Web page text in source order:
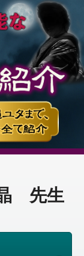
先生